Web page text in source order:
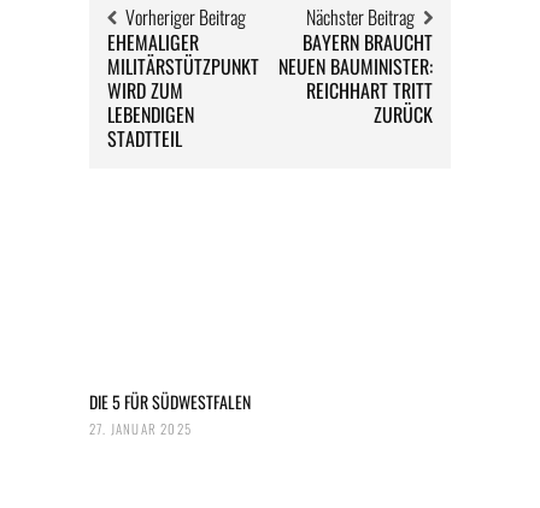
Vorheriger Beitrag
EHEMALIGER
MILITÄRSTÜTZPUNKT
WIRD ZUM
LEBENDIGEN
STADTTEIL
Nächster Beitrag
BAYERN BRAUCHT
NEUEN BAUMINISTER:
REICHHART TRITT
ZURÜCK
DIE 5 FÜR SÜDWESTFALEN
27. JANUAR 2025